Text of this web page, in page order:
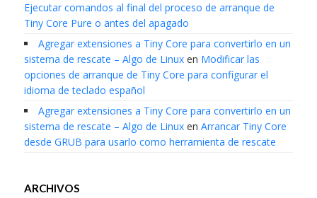
Ejecutar comandos al final del proceso de arranque de
Tiny Core Pure o antes del apagado
Agregar extensiones a Tiny Core para convertirlo en un
sistema de rescate – Algo de Linuxen Modificar las
opciones de arranque de Tiny Core para configurar el
idioma de teclado español
Agregar extensiones a Tiny Core para convertirlo en un
sistema de rescate – Algo de Linuxen Arrancar Tiny Core
desde GRUB para usarlo como herramienta de rescate
ARCHIVOS